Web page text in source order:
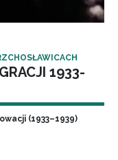
1933-
(1933–1939)